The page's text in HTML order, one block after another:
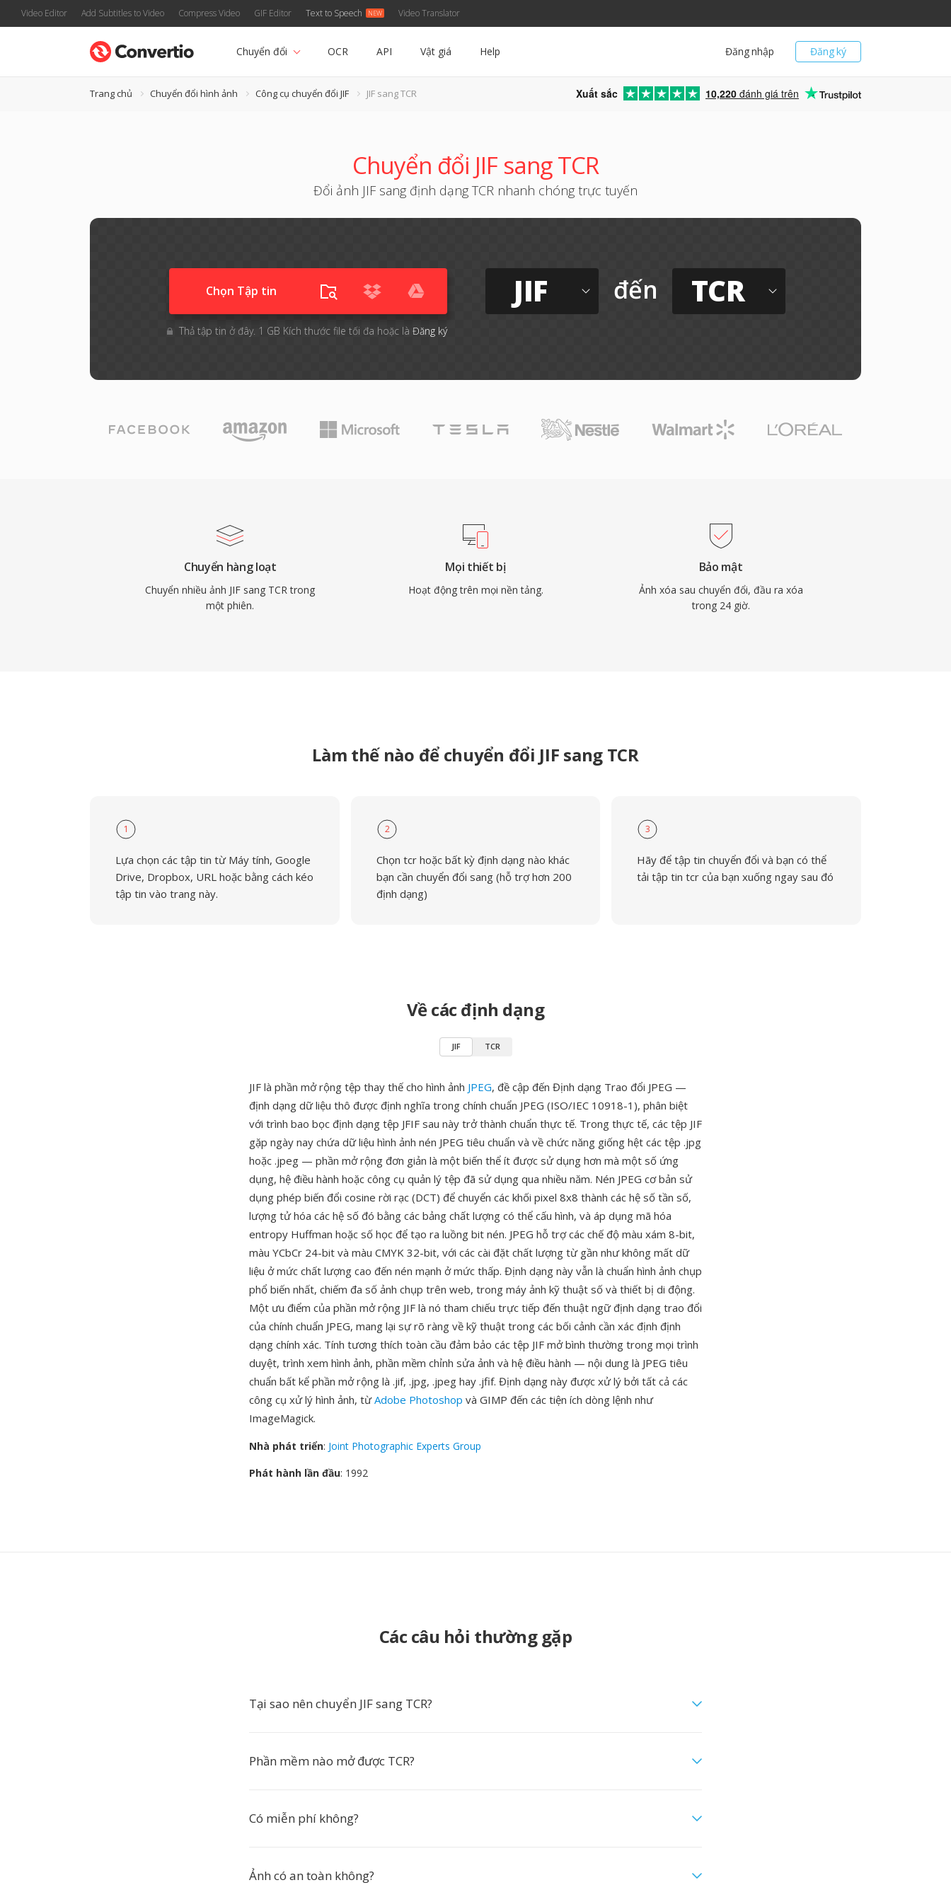
Video Editor Add Subtitles to Video Compress Video GIF Editor Text to Speech Video Translator
Đăng ký
Đăng nhập
Chuyển đổi OCR API Vật giá Help
Trang chủ Chuyển đổi hình ảnh Công cụ chuyển đổi JIF JIF sang TCR Xuất sắc 10,220 đánh giá trên
Chuyển đổi JIF sang TCR
Đổi ảnh JIF sang định dạng TCR nhanh chóng trực tuyến
Chọn Tập tin
Thả tập tin ở đây. 1 GB Kích thước file tối đa hoặc là Đăng ký
JIF đến TCR
Chuyển hàng loạt
Chuyển nhiều ảnh JIF sang TCR trong
một phiên.
Mọi thiết bị
Hoạt động trên mọi nền tảng.
Bảo mật
Ảnh xóa sau chuyển đổi, đầu ra xóa
trong 24 giờ.
Làm thế nào để chuyển đổi JIF sang TCR
1
Lựa chọn các tập tin từ Máy tính, Google
Drive, Dropbox, URL hoặc bằng cách kéo
tập tin vào trang này.
2
Chọn tcr hoặc bất kỳ định dạng nào khác
bạn cần chuyển đổi sang (hỗ trợ hơn 200
định dạng)
3
Hãy để tập tin chuyển đổi và bạn có thể
tải tập tin tcr của bạn xuống ngay sau đó
Về các định dạng
JIF TCR
JIF là phần mở rộng tệp thay thế cho hình ảnh JPEG, đề cập đến Định dạng Trao đổi JPEG —
định dạng dữ liệu thô được định nghĩa trong chính chuẩn JPEG (ISO/IEC 10918-1), phân biệt
với trình bao bọc định dạng tệp JFIF sau này trở thành chuẩn thực tế. Trong thực tế, các tệp JIF
gặp ngày nay chứa dữ liệu hình ảnh nén JPEG tiêu chuẩn và về chức năng giống hệt các tệp .jpg
hoặc .jpeg — phần mở rộng đơn giản là một biến thể ít được sử dụng hơn mà một số ứng
dụng, hệ điều hành hoặc công cụ quản lý tệp đã sử dụng qua nhiều năm. Nén JPEG cơ bản sử
dụng phép biến đổi cosine rời rạc (DCT) để chuyển các khối pixel 8x8 thành các hệ số tần số,
lượng tử hóa các hệ số đó bằng các bảng chất lượng có thể cấu hình, và áp dụng mã hóa
entropy Huffman hoặc số học để tạo ra luồng bit nén. JPEG hỗ trợ các chế độ màu xám 8-bit,
màu YCbCr 24-bit và màu CMYK 32-bit, với các cài đặt chất lượng từ gần như không mất dữ
liệu ở mức chất lượng cao đến nén mạnh ở mức thấp. Định dạng này vẫn là chuẩn hình ảnh chụp
phổ biến nhất, chiếm đa số ảnh chụp trên web, trong máy ảnh kỹ thuật số và thiết bị di động.
Một ưu điểm của phần mở rộng JIF là nó tham chiếu trực tiếp đến thuật ngữ định dạng trao đổi
của chính chuẩn JPEG, mang lại sự rõ ràng về kỹ thuật trong các bối cảnh cần xác định định
dạng chính xác. Tính tương thích toàn cầu đảm bảo các tệp JIF mở bình thường trong mọi trình
duyệt, trình xem hình ảnh, phần mềm chỉnh sửa ảnh và hệ điều hành — nội dung là JPEG tiêu
chuẩn bất kể phần mở rộng là .jif, .jpg, .jpeg hay .jfif. Định dạng này được xử lý bởi tất cả các
công cụ xử lý hình ảnh, từAdobe Photoshop và GIMP đến các tiện ích dòng lệnh như
ImageMagick.
Nhà phát triển: Joint Photographic Experts Group
Phát hành lần đầu: 1992
Các câu hỏi thường gặp
Tại sao nên chuyển JIF sang TCR?
Phần mềm nào mở được TCR?
Có miễn phí không?
Ảnh có an toàn không?